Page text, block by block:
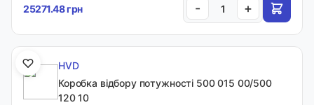
25271.48 грн - +
HVD
Коробка відбору потужності 500 015 00/500
120 10